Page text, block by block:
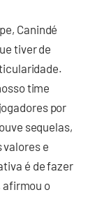
Canindé
tiver de
time
por
sequelas,
valores e
é de fazer
afirmou o